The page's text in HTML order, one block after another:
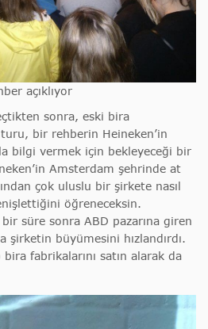
açıklıyor
sonra, eski bira
bir rehberin Heineken’in
bilgi vermek için bekleyeceği bir
Amsterdam şehrinde at
çok uluslu bir şirkete nasıl
öğreneceksin.
süre sonra ABD pazarına giren
büyümesini hızlandırdı.
fabrikalarını satın alarak da